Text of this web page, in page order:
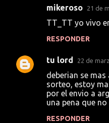
i
mikeroso 21 de
TT_TT yo vivo
RESPONDER
tu lord 22 de
deberian se
sorteo, estoy
por el envio a
una pena que
RESPONDER